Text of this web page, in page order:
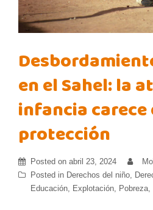
en el Sahel: la
infancia
protección
Posted on abril 23, 2024
Posted in Derechos del niño
Educación
Explotación Pobreza